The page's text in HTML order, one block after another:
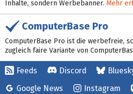
Inhalte, sondern Werbebanner. Mehr
ComputerBase Pro
ComputerBase Pro ist die werbefreie,
zugleich faire Variante von
Feeds Discord
Google News
Instagram